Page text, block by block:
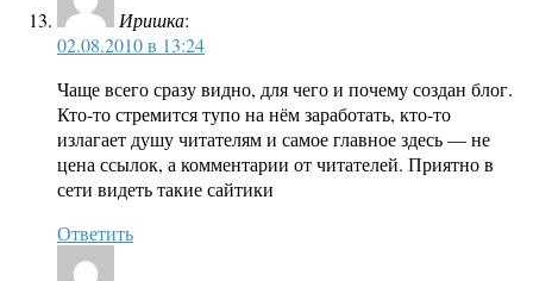
Иришка:
02.08.2010 в 13:24
Чаще всего сразу видно, для чего и почему создан блог.
Кто-то стремится тупо на нём заработать, кто-то
излагает душу читателям и самое главное здесь — не
цена ссылок, а комментарии от читателей. Приятно в
сети видеть такие сайтики
Ответить